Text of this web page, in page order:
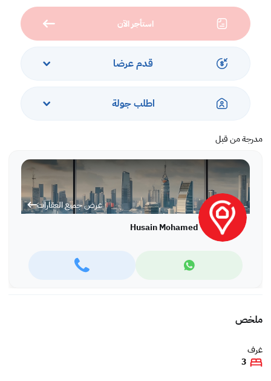
استأجر الآن
قدم عرضا
اطلب جولة
مدرجة من قبل
عرض جميع العقارات
Husain Mohamed
ملخص
غرف
3